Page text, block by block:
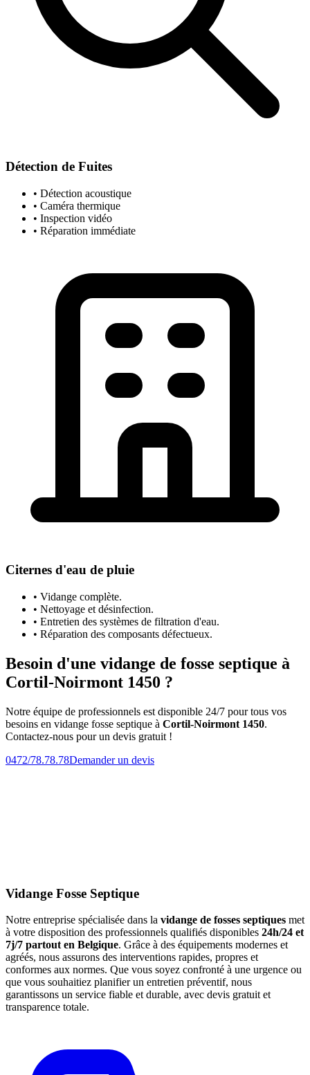
Détection de Fuites
• Détection acoustique
• Caméra thermique
• Inspection vidéo
• Réparation immédiate
Citernes d'eau de pluie
• Vidange complète.
• Nettoyage et désinfection.
• Entretien des systèmes de filtration d'eau.
• Réparation des composants défectueux.
Besoin d'une vidange de fosse septique à
Cortil-Noirmont 1450 ?
Notre équipe de professionnels est disponible 24/7 pour tous vos
besoins en vidange fosse septique à Cortil-Noirmont 1450.
Contactez-nous pour un devis gratuit !
0472/78.78.78Demander un devis
Vidange Fosse Septique
Notre entreprise spécialisée dans la vidange de fosses septiques met
à votre disposition des professionnels qualifiés disponibles 24h/24 et
7j/7 partout en Belgique. Grâce à des équipements modernes et
agréés, nous assurons des interventions rapides, propres et
conformes aux normes. Que vous soyez confronté à une urgence ou
que vous souhaitiez planifier un entretien préventif, nous
garantissons un service fiable et durable, avec devis gratuit et
transparence totale.